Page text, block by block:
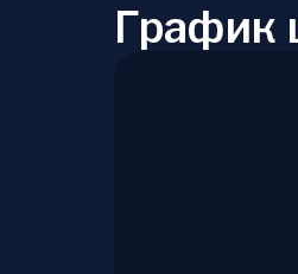
График